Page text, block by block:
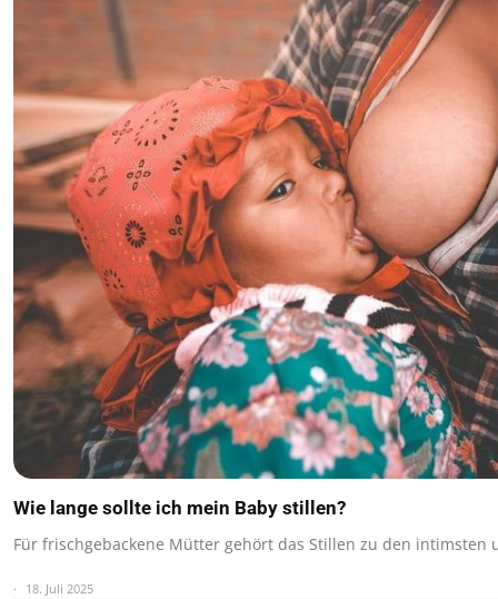
Wie lange sollte ich mein Baby stillen?
Für frischgebackene Mütter gehört das Stillen zu den intimsten
18. Juli 2025